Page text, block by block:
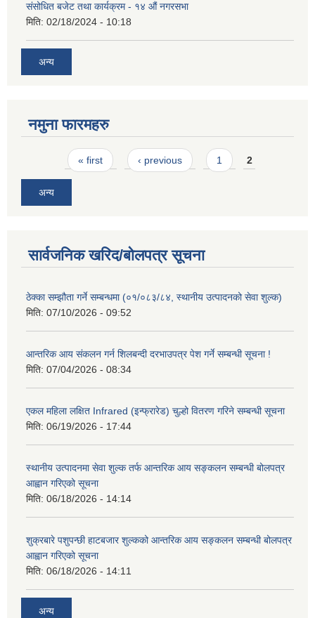
संसोधित बजेट तथा कार्यक्रम - १४ औं नगरसभा
मिति: 02/18/2024 - 10:18
अन्य
नमुना फारमहरु
Pages« first ‹ previous 1 2
अन्य
सार्वजनिक खरिद/बोलपत्र सूचना
ठेक्का सम्झौता गर्ने सम्बन्धमा (०१/०८३/८४, स्थानीय उत्पादनको सेवा शुल्क)
मिति: 07/10/2026 - 09:52
आन्तरिक आय संकलन गर्न शिलबन्दी दरभाउपत्र पेश गर्ने सम्बन्धी सूचना !
मिति: 07/04/2026 - 08:34
एकल महिला लक्षित Infrared (इन्फ्रारेड) चुल्हो वितरण गरिने सम्बन्धी सूचना
मिति: 06/19/2026 - 17:44
स्थानीय उत्पादनमा सेवा शुल्क तर्फ आन्तरिक आय सङ्कलन सम्बन्धी बोलपत्र
आह्वान गरिएको सूचना
मिति: 06/18/2026 - 14:14
शुक्रबारे पशुपन्छी हाटबजार शुल्कको आन्तरिक आय सङ्कलन सम्बन्धी बोलपत्र
आह्वान गरिएको सूचना
मिति: 06/18/2026 - 14:11
अन्य